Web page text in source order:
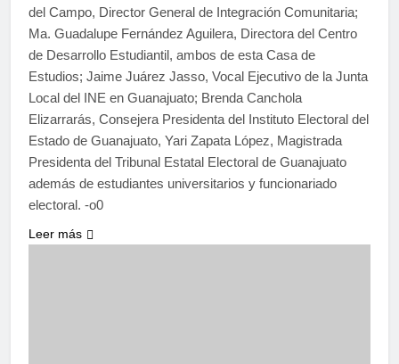
del Campo, Director General de Integración Comunitaria;
Ma. Guadalupe Fernández Aguilera, Directora del Centro
de Desarrollo Estudiantil, ambos de esta Casa de
Estudios; Jaime Juárez Jasso, Vocal Ejecutivo de la Junta
Local del INE en Guanajuato; Brenda Canchola
Elizarrarás, Consejera Presidenta del Instituto Electoral del
Estado de Guanajuato, Yari Zapata López, Magistrada
Presidenta del Tribunal Estatal Electoral de Guanajuato
además de estudiantes universitarios y funcionariado
electoral. -o0
Leer más